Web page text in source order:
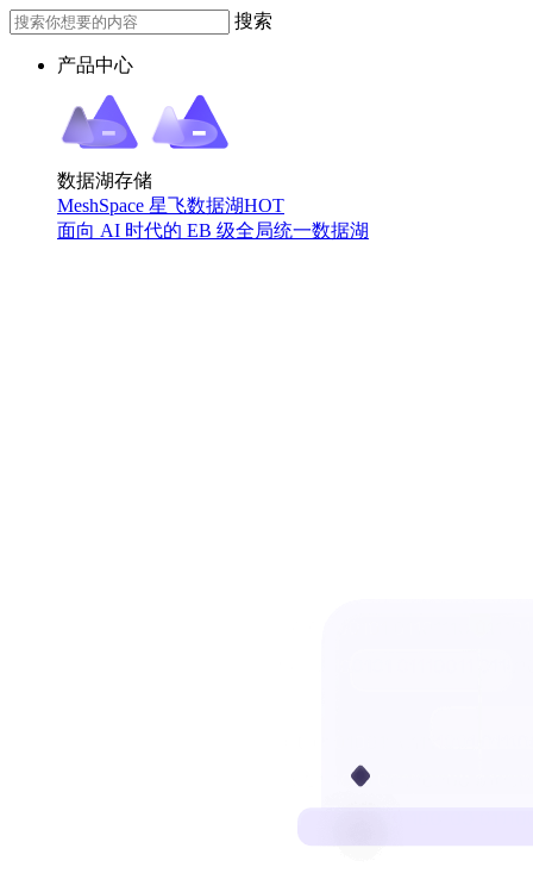
搜索
产品中心
数据湖存储
MeshSpace 星飞数据湖HOT
面向 AI 时代的 EB 级全局统一数据湖